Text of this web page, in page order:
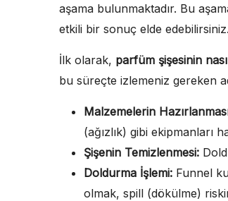
aşama bulunmaktadır. Bu
etkili bir sonuç elde edebilirsiniz.
İlk olarak, parfüm şişesinin
bu süreçte izlemeniz gereken
Malzemelerin
(ağızlık) gibi ekipmanları
Şişenin Temizlenmesi:
Doldurma İşlemi: Funnel
olmak, spill (dökülme)